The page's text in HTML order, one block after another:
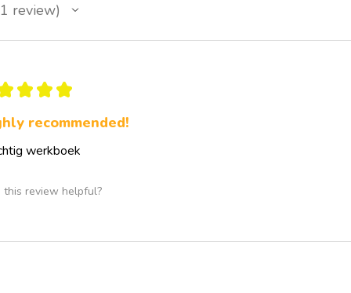
• een gezondere en
Het werkboek bevat
1 review
★ ★ ★
recommended!
werkboek
this review helpful?